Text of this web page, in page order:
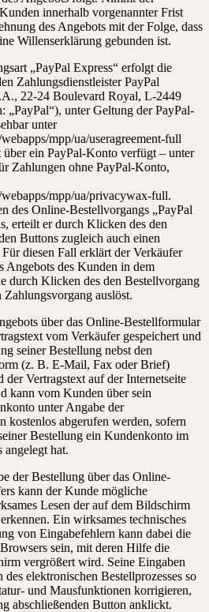
innerhalb vorgenannter Frist
des Angebots mit der Folge, dass
Willenserklärung gebunden ist.
„PayPal Express“ erfolgt die
Zahlungsdienstleister PayPal
22-24 Boulevard Royal, L-2449
„PayPal“), unter Geltung der PayPal-
unter
mpp/ua/useragreement-full
ein PayPal-Konto verfügt – unter
Zahlungen ohne PayPal-Konto,
mpp/ua/privacywax-full.
des Online-Bestellvorgangs „PayPal
erteilt er durch Klicken des den
Buttons zugleich auch einen
diesen Fall erklärt der Verkäufer
Angebots des Kunden in dem
durch Klicken des den Bestellvorgang
auslöst.
über das Online-Bestellformular
vom Verkäufer gespeichert und
seiner Bestellung nebst den
(z. B. E-Mail, Fax oder Brief)
Vertragstext auf der Internetseite
kann vom Kunden über sein
unter Angabe der
kostenlos abgerufen werden, sofern
Bestellung ein Kundenkonto im
angelegt hat.
der Bestellung über das Online-
kann der Kunde mögliche
Lesen der auf dem Bildschirm
Ein wirksames technisches
von Eingabefehlern kann dabei die
sein, mit deren Hilfe die
vergrößert wird. Seine Eingaben
elektronischen Bestellprozesses so
und Mausfunktionen korrigieren,
abschließenden Button anklickt.